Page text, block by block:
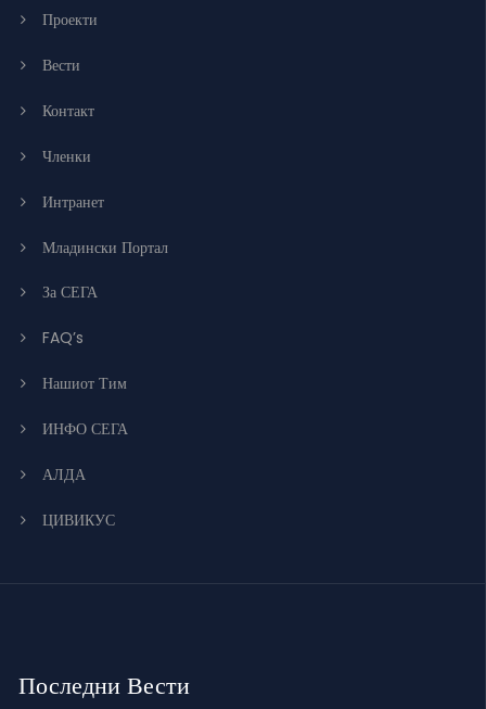
Проекти
Вести
Контакт
Членки
Интранет
Младински Портал
За СЕГА
FAQ’s
Нашиот Тим
ИНФО СЕГА
АЛДА
ЦИВИКУС
Последни Вести